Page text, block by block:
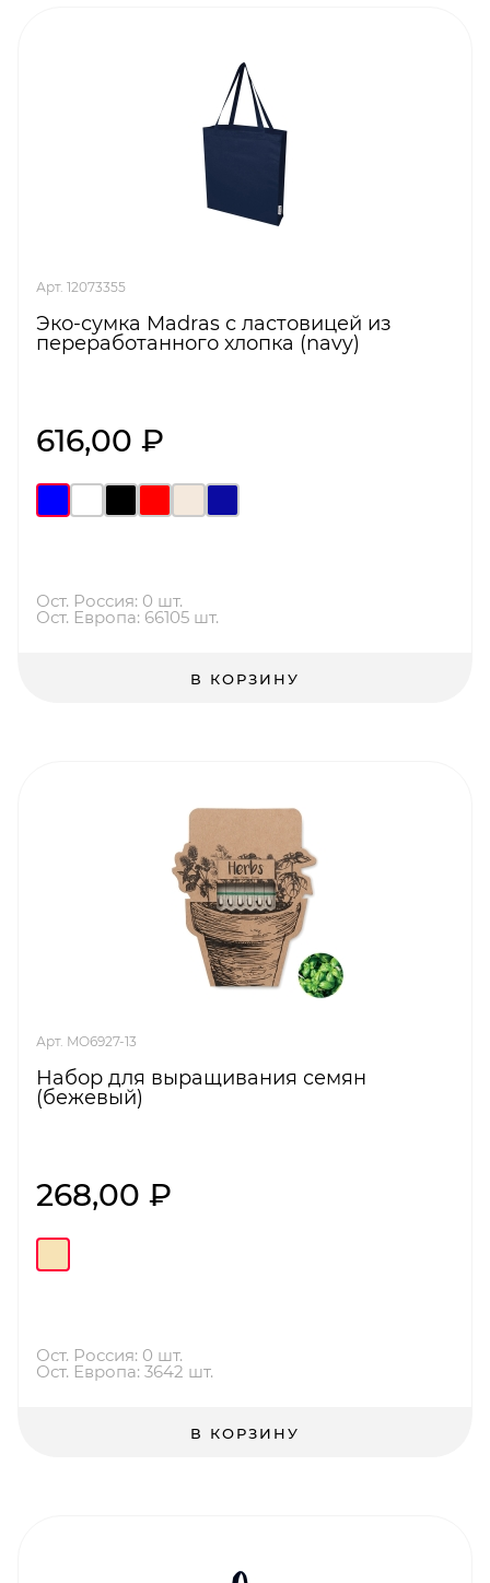
Арт. 12073355
Эко-сумка Madras с ластовицей из
переработанного хлопка (navy)
616,00 ₽
Ост. Россия: 0 шт.
Ост. Европа: 66105 шт.
В КОРЗИНУ
Арт. MO6927-13
Набор для выращивания семян
(бежевый)
268,00 ₽
Ост. Россия: 0 шт.
Ост. Европа: 3642 шт.
В КОРЗИНУ